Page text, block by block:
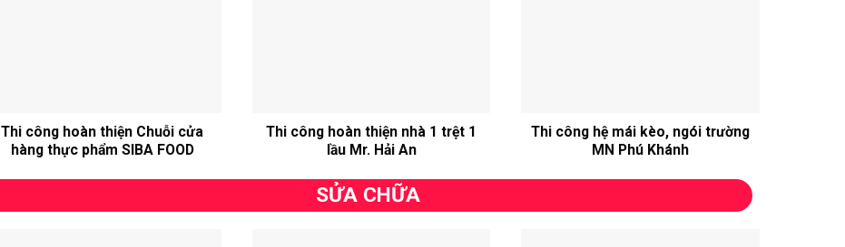
Thi công hoàn thiện Chuỗi cửa
hàng thực phẩm SIBA FOOD
Thi công hoàn thiện nhà 1 trệt 1
lầu Mr. Hải An
Thi công hệ mái kèo, ngói trường
MN Phú Khánh
SỬA CHỮA